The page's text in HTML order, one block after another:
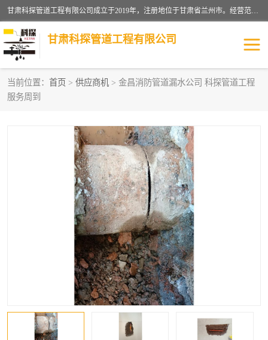
甘肃科探管道工程有限公司成立于2019年，注册地位于甘肃省兰州市。经营范围包括管道安装、清洗、疏通、维修、检测，防水工程，工程钻孔，化粪池清理，暖气安装，给排水管道安装维修，室内外管道如消防、供水、供热管道漏水检测定位，室内外防水堵漏等。
甘肃科探管道工程有限公司
当前位置： 首页 > 供应商机 > 金昌消防管道漏水公司 科探管道工程
服务周到
管道安装维修
漏水检查维修 消防管道漏水
供热管道漏水 排水管道漏水
自来水管漏水 管道疏通
高压车疏通清淤